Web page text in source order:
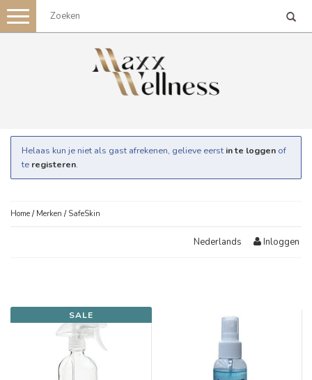
Toggle
navigation
Helaas kun je niet als gast afrekenen, gelieve eerst in te loggen of
te registeren.
Home / Merken / SafeSkin
Nederlands Inloggen
SALE